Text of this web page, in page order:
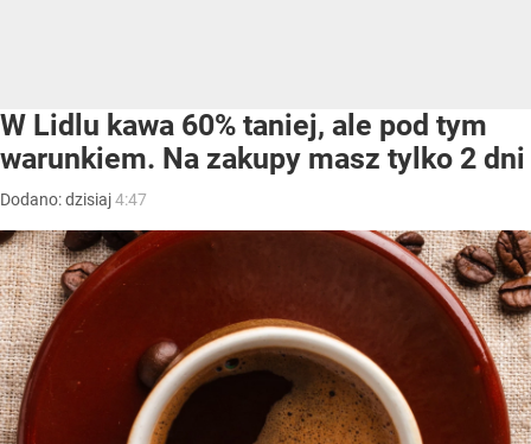
W Lidlu kawa 60% taniej, ale pod tym
warunkiem. Na zakupy masz tylko 2 dni
Dodano:dzisiaj4:47